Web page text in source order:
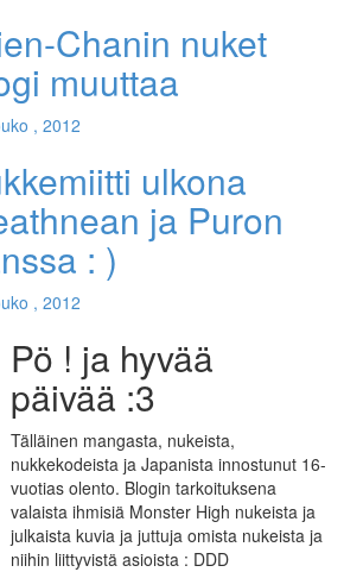
Chanin nuket
muuttaa
, 2012
ulkona
ja Puron
: )
, 2012
Pö ! ja hyvää
päivää :3
Tälläinen mangasta, nukeista,
nukkekodeista ja Japanista innostunut 16-
vuotias olento. Blogin tarkoituksena
valaista ihmisiä Monster High nukeista ja
julkaista kuvia ja juttuja omista nukeista ja
niihin liittyvistä asioista : DDD